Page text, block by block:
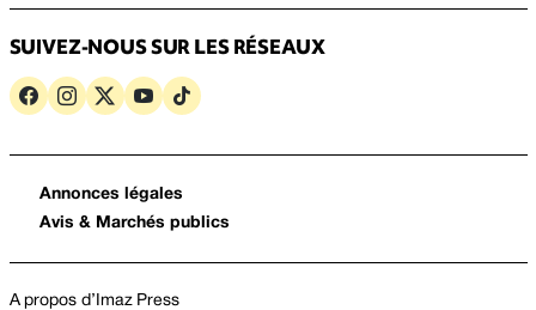
SUIVEZ-NOUS SUR LES RÉSEAUX
Annonces légales
Avis & Marchés publics
A propos d’Imaz Press